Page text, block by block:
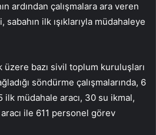
ardından çalışmalara ara veren
ilk ışıklarıyla müdahaleye
üzere bazı sivil toplum kuruluşları
söndürme çalışmalarında, 6
ilk müdahale aracı, 30 su ikmal,
ile 611 personel görev